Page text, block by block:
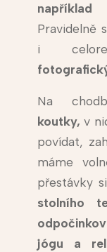
například
Pravidelně
i
Na
koutky, v
povídat,
máme
přestávky
stolního
jógu a